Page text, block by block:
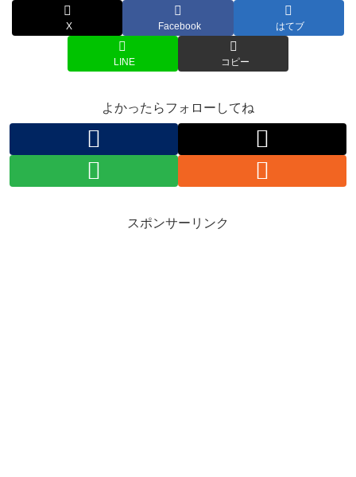
X Facebook はてブ
LINE コピー
よかったらフォローしてね
スポンサーリンク